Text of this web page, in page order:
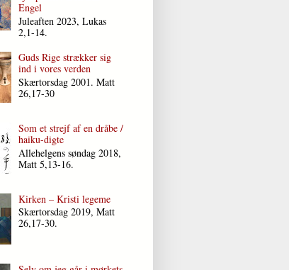
Engel
Juleaften 2023, Lukas
2,1-14.
Guds Rige strækker sig
ind i vores verden
Skærtorsdag 2001. Matt
26,17-30
Som et strejf af en dråbe /
haiku-digte
Allehelgens søndag 2018,
Matt 5,13-16.
Kirken – Kristi legeme
Skærtorsdag 2019, Matt
26,17-30.